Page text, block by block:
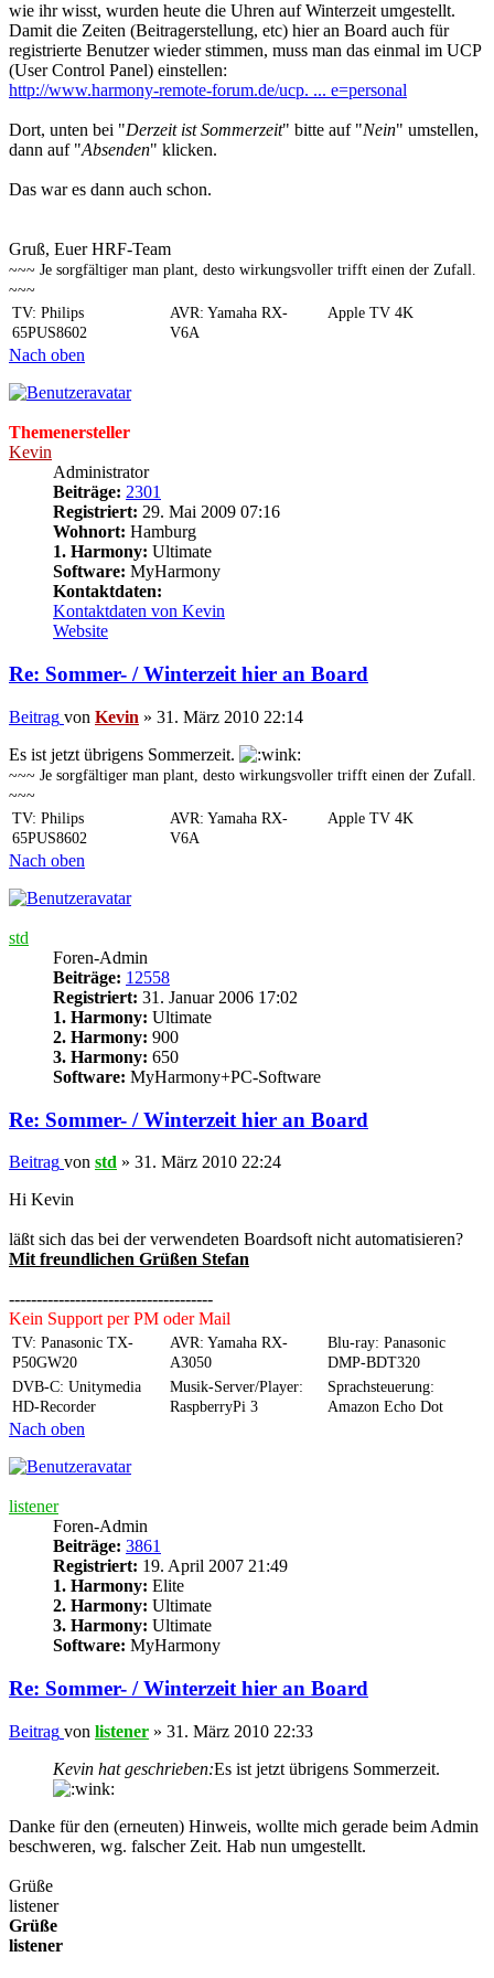
wie ihr wisst, wurden heute die Uhren auf Winterzeit umgestellt.
Damit die Zeiten (Beitragerstellung, etc) hier an Board auch für
registrierte Benutzer wieder stimmen, muss man das einmal im UCP
(User Control Panel) einstellen:
http://www.harmony-remote-forum.de/ucp. ... e=personal
Dort, unten bei "Derzeit ist Sommerzeit" bitte auf "Nein" umstellen,
dann auf "Absenden" klicken.
Das war es dann auch schon.
Gruß, Euer HRF-Team
~~~ Je sorgfältiger man plant, desto wirkungsvoller trifft einen der Zufall.
~~~
TV: Philips
65PUS8602
AVR: Yamaha RX-
V6A
Apple TV 4K
Nach oben
Themenersteller
Kevin
Administrator
Beiträge: 2301
Registriert: 29. Mai 2009 07:16
Wohnort: Hamburg
1. Harmony: Ultimate
Software: MyHarmony
Kontaktdaten:
Kontaktdaten von Kevin
Website
Re: Sommer- / Winterzeit hier an Board
Beitrag von Kevin » 31. März 2010 22:14
Es ist jetzt übrigens Sommerzeit.
~~~ Je sorgfältiger man plant, desto wirkungsvoller trifft einen der Zufall.
~~~
TV: Philips
65PUS8602
AVR: Yamaha RX-
V6A
Apple TV 4K
Nach oben
std
Foren-Admin
Beiträge: 12558
Registriert: 31. Januar 2006 17:02
1. Harmony: Ultimate
2. Harmony: 900
3. Harmony: 650
Software: MyHarmony+PC-Software
Re: Sommer- / Winterzeit hier an Board
Beitrag von std » 31. März 2010 22:24
Hi Kevin
läßt sich das bei der verwendeten Boardsoft nicht automatisieren?
Mit freundlichen Grüßen Stefan
-------------------------------------
Kein Support per PM oder Mail
TV: Panasonic TX-
P50GW20
AVR: Yamaha RX-
A3050
Blu-ray: Panasonic
DMP-BDT320
DVB-C: Unitymedia
HD-Recorder
Musik-Server/Player:
RaspberryPi 3
Sprachsteuerung:
Amazon Echo Dot
Nach oben
listener
Foren-Admin
Beiträge: 3861
Registriert: 19. April 2007 21:49
1. Harmony: Elite
2. Harmony: Ultimate
3. Harmony: Ultimate
Software: MyHarmony
Re: Sommer- / Winterzeit hier an Board
Beitrag von listener » 31. März 2010 22:33
Kevin hat geschrieben:Es ist jetzt übrigens Sommerzeit.
Danke für den (erneuten) Hinweis, wollte mich gerade beim Admin
beschweren, wg. falscher Zeit. Hab nun umgestellt.
Grüße
listener
Grüße
listener